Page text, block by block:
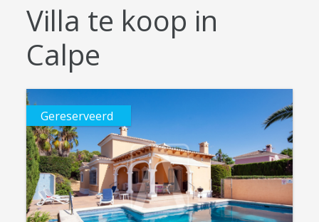
Villa te koop in
Calpe
Gereserveerd